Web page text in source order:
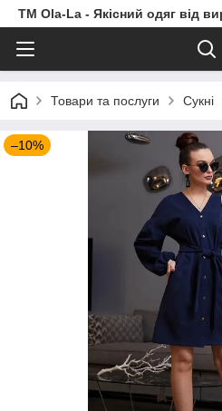
TM Ola-La - Якісний одяг від
Товари та послуги Сукні
–10%